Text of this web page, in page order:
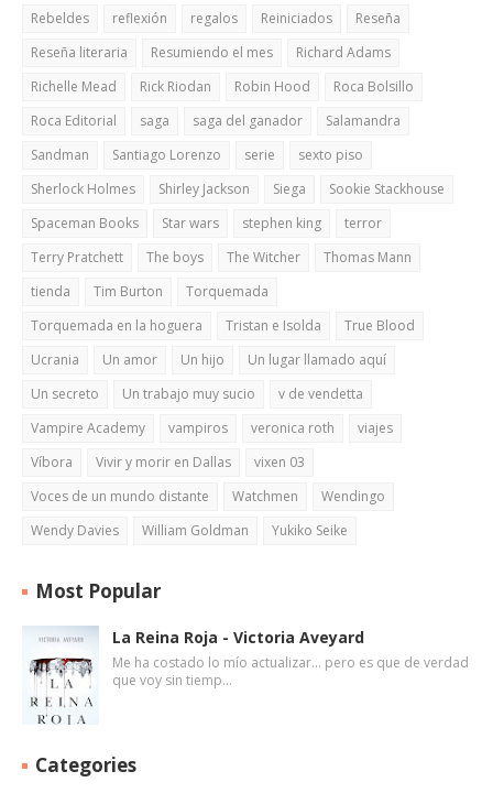
Rebeldes
reflexión regalos Reiniciados
Reseña
Reseña literaria
Resumiendo el mes
Richard Adams
Richelle Mead
Rick Riodan Robin Hood
Roca Bolsillo
Roca Editorial
saga saga del ganador
Salamandra
Sandman
Santiago Lorenzo serie
sexto piso
Sherlock Holmes
Shirley Jackson Siega
Sookie Stackhouse
Spaceman Books
Star wars stephen king
terror
Terry Pratchett
The boys The Witcher
Thomas Mann
tienda
Tim Burton
Torquemada
Torquemada en la hoguera
Tristan e Isolda
True Blood
Ucrania
Un amor Un hijo
Un lugar llamado aquí
Un secreto
Un trabajo muy sucio
v de vendetta
Vampire Academy
vampiros veronica roth
viajes
Víbora
Vivir y morir en Dallas
vixen 03
Voces de un mundo distante
Watchmen
Wendingo
Wendy Davies
William Goldman Yukiko Seike
Most Popular
La Reina Roja - Victoria Aveyard
Me ha costado lo mío actualizar... pero es que de verdad
que voy sin tiemp…
Categories